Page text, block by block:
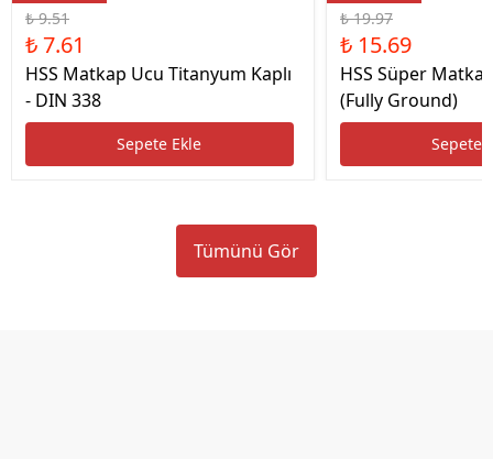
₺ 9.51
₺ 7.61
HSS Matkap Ucu Titanyum Kaplı
- DIN 338
Sepete Ekle
₺ 19.97
₺ 15.69
HSS Süper
(Fully Ground)
Sepete
Tümünü Gör